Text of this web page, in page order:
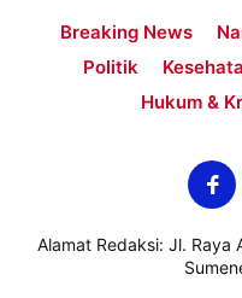
Breaking News
Politik
Hukum &
Alamat Redaksi: Jl. Raya